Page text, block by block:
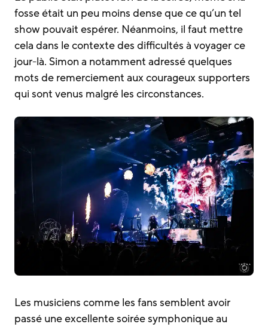
fosse était un peu moins dense que ce qu’un tel
show pouvait espérer. Néanmoins, il faut mettre
cela dans le contexte des difficultés à voyager ce
jour-là. Simon a notamment adressé quelques
mots de remerciement aux courageux supporters
qui sont venus malgré les circonstances.
Les musiciens comme les fans semblent avoir
passé une excellente soirée symphonique au